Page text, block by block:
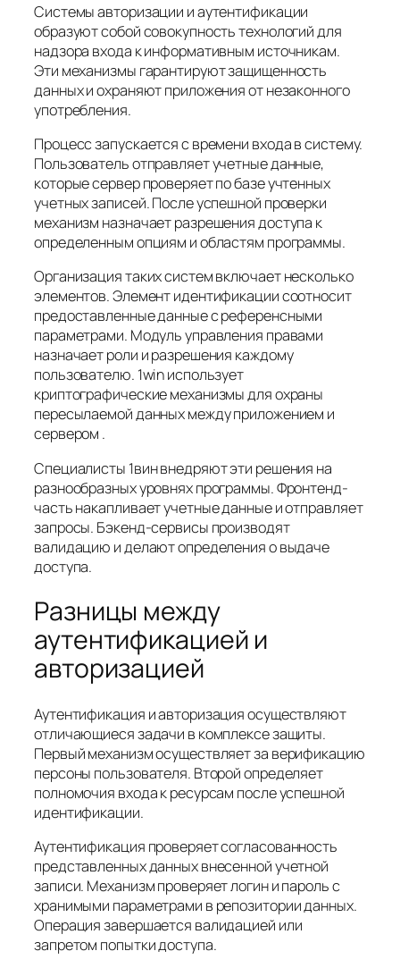
Системы авторизации и аутентификации
образуют собой совокупность технологий для
надзора входа к информативным источникам.
Эти механизмы гарантируют защищенность
данных и охраняют приложения от незаконного
употребления.
Процесс запускается с времени входа в систему.
Пользователь отправляет учетные данные,
которые сервер проверяет по базе учтенных
учетных записей. После успешной проверки
механизм назначает разрешения доступа к
определенным опциям и областям программы.
Организация таких систем включает несколько
элементов. Элемент идентификации соотносит
предоставленные данные с референсными
параметрами. Модуль управления правами
назначает роли и разрешения каждому
пользователю. 1win использует
криптографические механизмы для охраны
пересылаемой данных между приложением и
сервером .
Специалисты 1вин внедряют эти решения на
разнообразных уровнях программы. Фронтенд-
часть накапливает учетные данные и отправляет
запросы. Бэкенд-сервисы производят
валидацию и делают определения о выдаче
доступа.
Разницы между
аутентификацией и
авторизацией
Аутентификация и авторизация осуществляют
отличающиеся задачи в комплексе защиты.
Первый механизм осуществляет за верификацию
персоны пользователя. Второй определяет
полномочия входа к ресурсам после успешной
идентификации.
Аутентификация проверяет согласованность
представленных данных внесенной учетной
записи. Механизм проверяет логин и пароль с
хранимыми параметрами в репозитории данных.
Операция завершается валидацией или
запретом попытки доступа.